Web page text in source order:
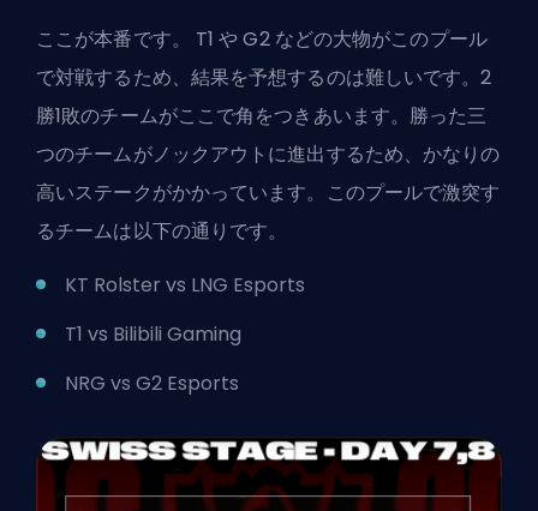
ここが本番です。 T1 やG2などの大物がこのプール
で対戦するため、結果を予想するのは難しいです。2
勝1敗のチームがここで角をつきあいます。勝った三
つのチームがノックアウトに進出するため、かなりの
高いステークがかかっています。このプールで激突す
るチームは以下の通りです。
KT Rolster vs LNG Esports
T1 vs Bilibili Gaming
NRG vs G2 Esports